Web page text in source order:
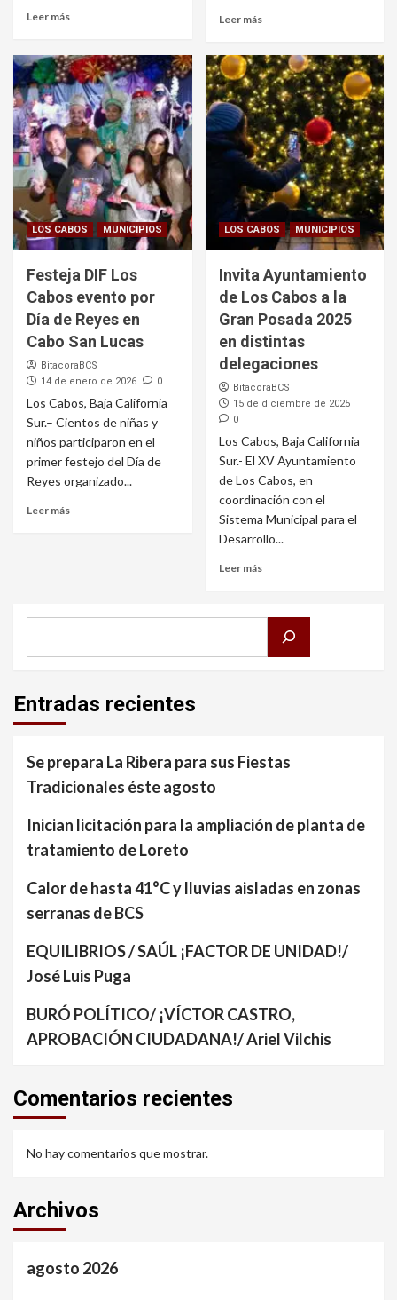
Leer más Leer más
LOS CABOS MUNICIPIOS
Festeja DIF Los
Cabos evento por
Día de Reyes en
Cabo San Lucas
BitacoraBCS
14 de enero de 2026
0
Los Cabos, Baja California
Sur.– Cientos de niñas y
niños participaron en el
primer festejo del Día de
Reyes organizado...
Leer más
LOS CABOS MUNICIPIOS
Invita Ayuntamiento
de Los Cabos a la
Gran Posada 2025
en distintas
delegaciones
BitacoraBCS
15 de diciembre de 2025
0
Los Cabos, Baja California
Sur.- El XV Ayuntamiento
de Los Cabos, en
coordinación con el
Sistema Municipal para el
Desarrollo...
Leer más
Entradas recientes
Se prepara La Ribera para sus Fiestas
Tradicionales éste agosto
Inician licitación para la ampliación de planta de
tratamiento de Loreto
Calor de hasta 41°C y lluvias aisladas en zonas
serranas de BCS
EQUILIBRIOS / SAÚL ¡FACTOR DE UNIDAD!/
José Luis Puga
BURÓ POLÍTICO/ ¡VÍCTOR CASTRO,
APROBACIÓN CIUDADANA!/ Ariel Vilchis
Comentarios recientes
No hay comentarios que mostrar.
Archivos
agosto 2026